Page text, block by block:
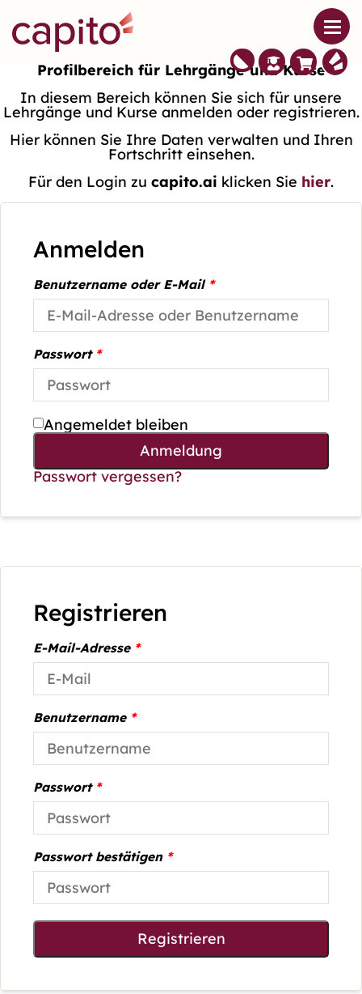
Profilbereich für Lehrgänge und Kurse
In diesem Bereich können Sie sich für unsere
Lehrgänge und Kurse anmelden oder registrieren.
Hier können Sie Ihre Daten verwalten und Ihren
Fortschritt einsehen.
Für den Login zu capito.ai klicken Sie hier.
Anmelden
Benutzername oder E-Mail *
Passwort *
Angemeldet bleiben
Anmeldung
Passwort vergessen?
Registrieren
E-Mail-Adresse *
Benutzername *
Passwort *
Passwort bestätigen *
Registrieren